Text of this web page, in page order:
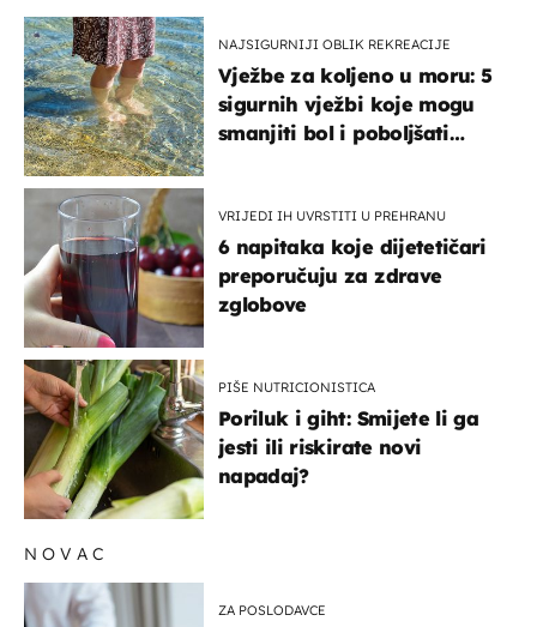
NAJSIGURNIJI OBLIK REKREACIJE
Vježbe za koljeno u moru: 5
sigurnih vježbi koje mogu
smanjiti bol i poboljšati
VRIJEDI IH UVRSTITI U PREHRANU
6 napitaka koje dijetetičari
preporučuju za zdrave
zglobove
PIŠE NUTRICIONISTICA
Poriluk i giht: Smijete li ga
jesti ili riskirate novi
napadaj?
NOVAC
ZA POSLODAVCE